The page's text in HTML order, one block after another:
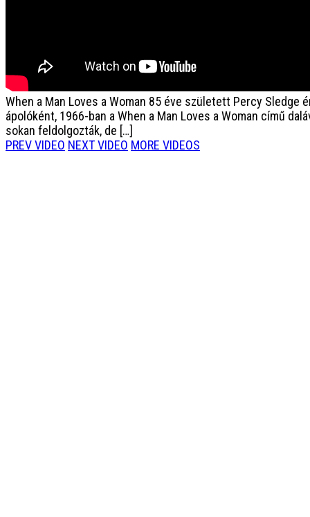
When a Man Loves a Woman 85 éve született Percy Sledge
ápolóként, 1966-ban a When a Man Loves a Woman című
sokan feldolgozták, de […]
PREV VIDEO NEXT VIDEO MORE VIDEOS